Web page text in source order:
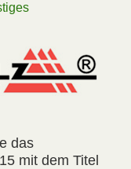
das
mit dem Titel